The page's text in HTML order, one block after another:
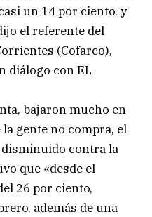
un 14 por ciento, y
el referente del
(Cofarco),
diálogo con EL
bajaron mucho en
gente no compra, el
contra la
que «desde el
26 por ciento,
además de una